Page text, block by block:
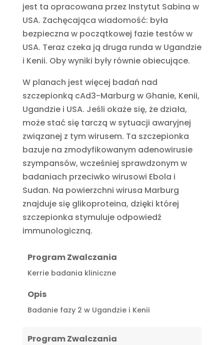
jest ta opracowana przez Instytut Sabina w
USA. Zachęcająca wiadomość: była
bezpieczna w początkowej fazie testów w
USA. Teraz czeka ją druga runda w Ugandzie
i Kenii. Oby wyniki były równie obiecujące.
W planach jest więcej badań nad
szczepionką cAd3-Marburg w Ghanie, Kenii,
Ugandzie i USA. Jeśli okaże się, że działa,
może stać się tarczą w sytuacji awaryjnej
związanej z tym wirusem. Ta szczepionka
bazuje na zmodyfikowanym adenowirusie
szympansów, wcześniej sprawdzonym w
badaniach przeciwko wirusowi Ebola i
Sudan. Na powierzchni wirusa Marburg
znajduje się glikoproteina, dzięki której
szczepionka stymuluje odpowiedź
immunologiczną.
Program Zwalczania
Kerrie badania kliniczne
Opis
Badanie fazy 2 w Ugandzie i Kenii
Program Zwalczania